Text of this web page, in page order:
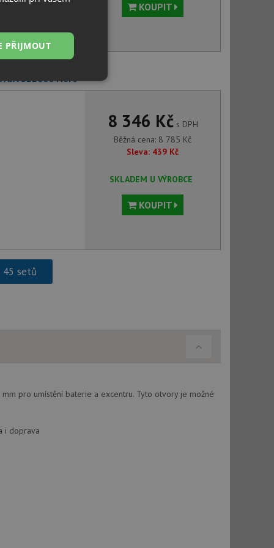
KOUPIT
522000 Nero
8 346 Kčs DPH
Běžná cena: 8 785 Kč
Sleva: 439 Kč
SKLADEM U VÝROBCE
KOUPIT
45 setů
pro umístění baterie a excentru. Tyto otvory je možné
i doprava
PŘIJMOUT
Nezařazené
soubory
účtu. Webové
a zlepšila
požadavku
a